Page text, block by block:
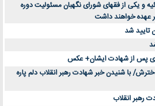
و یکی از فقهای شورای نگهبان مسئولیت دوره
عهده خواهند داشت
پس از شهادت ایشان+ عکس
با شنیدن خبر شهادت رهبر انقلاب دلم پاره
رهبر انقلاب